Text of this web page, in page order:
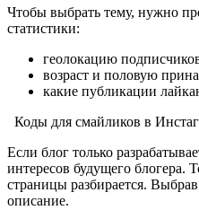
Чтобы выбрать тему, нужно
статистики:
геолокацию
возраст и половую
какие публикации
Коды для смайликов в
Если блог только
интересов будущего блогера.
страницы разбирается.
описание.